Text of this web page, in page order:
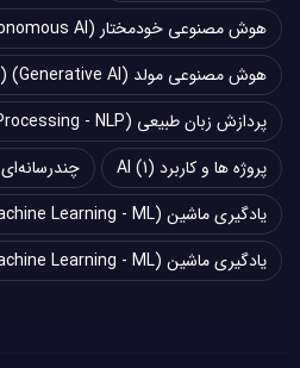
هوش مصنوعی خودمختار (Autonomous AI)
هوش مصنوعی مولد (Generative AI)
(5)
پردازش زبان طبیعی (Natural Language Processing - NLP)
پروژه ها و کاربرد AI (1) چند‌‌رسانه‌ای
یادگیری ماشین (Machine Learning - ML)
یادگیری ماشین (Machine Learning - ML)